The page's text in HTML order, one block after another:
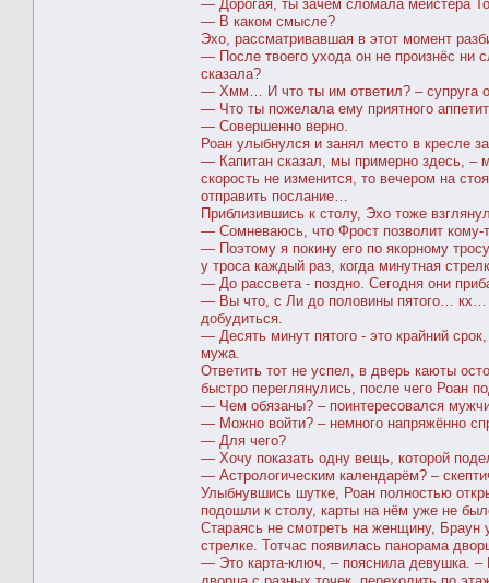
― Дорогая, ты зачем сломала мейстера
― В каком смысле?
Эхо, рассматривавшая в этот момент
― После твоего ухода он не произнёс ни
сказала?
― Хмм… И что ты им ответил? – супруга
― Что ты пожелала ему приятного
― Совершенно верно.
Роан улыбнулся и занял место в кресле
― Капитан сказал, мы примерно здесь, –
скорость не изменится, то вечером на
отправить послание…
Приблизившись к столу, Эхо тоже
― Сомневаюсь, что Фрост позволит кому-
― Поэтому я покину его по якорному
у троса каждый раз, когда минутная
― До рассвета - поздно. Сегодня они
― Вы что, с Ли до половины пятого… кх…
добудиться.
― Десять минут пятого - это крайний
мужа.
Ответить тот не успел, в дверь каюты
быстро переглянулись, после чего Роан
― Чем обязаны? – поинтересовался
― Можно войти? – немного напряжённо
― Для чего?
― Хочу показать одну вещь, которой
― Астрологическим календарём? –
Улыбнувшись шутке, Роан полностью
подошли к столу, карты на нём уже не
Стараясь не смотреть на женщину, Браун
стрелке. Тотчас появилась панорама
― Это карта-ключ, – пояснила девушка. –